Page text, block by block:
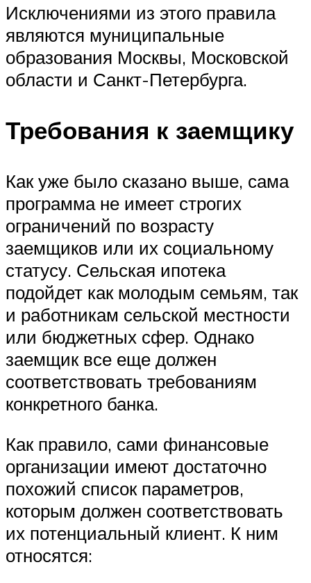
Исключениями из этого правила
являются муниципальные
образования Москвы, Московской
области и Санкт-Петербурга.
Требования к заемщику
Как уже было сказано выше, сама
программа не имеет строгих
ограничений по возрасту
заемщиков или их социальному
статусу. Сельская ипотека
подойдет как молодым семьям, так
и работникам сельской местности
или бюджетных сфер. Однако
заемщик все еще должен
соответствовать требованиям
конкретного банка.
Как правило, сами финансовые
организации имеют достаточно
похожий список параметров,
которым должен соответствовать
их потенциальный клиент. К ним
относятся: